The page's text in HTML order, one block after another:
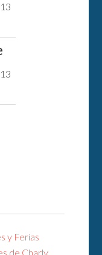
y Ferias
de Charly,